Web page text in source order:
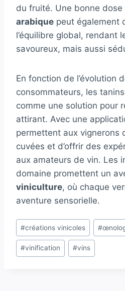
du fruité. Une bonne dose
arabique peut également
l’équilibre global, rendant
savoureux, mais aussi
En fonction de l’évolution
consommateurs, les
comme une solution pour
attirant. Avec une
permettent aux vignerons
cuvées et d’offrir des
aux amateurs de vin. Les
domaine promettent un
viniculture, où chaque
aventure sensorielle.
Étiquettes
de
la
#créations vinicoles #
#vinification #vins